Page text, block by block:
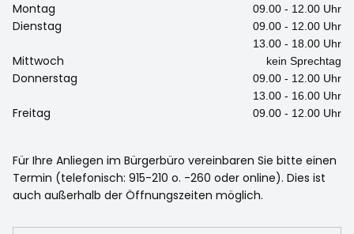
Montag 09.00 - 12.00 Uhr
Dienstag
09.00 - 12.00 Uhr
13.00 - 18.00 Uhr
Mittwoch kein Sprechtag
Donnerstag
09.00 - 12.00 Uhr
13.00 - 16.00 Uhr
Freitag 09.00 - 12.00 Uhr
Für Ihre Anliegen im Bürgerbüro vereinbaren Sie bitte einen
Termin (telefonisch: 915-210 o. -260 oder online). Dies ist
auch außerhalb der Öffnungszeiten möglich.